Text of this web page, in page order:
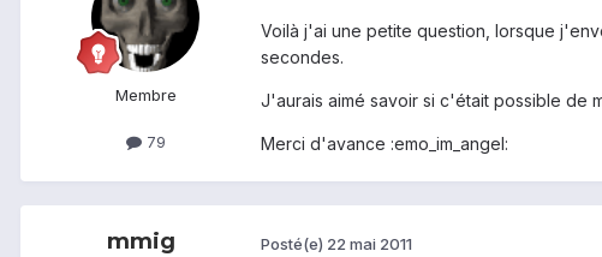
Membre
79
Voilà j'ai une petite question, lorsque
secondes.
J'aurais aimé savoir si c'était possible de
Merci d'avance :emo_im_angel:
mmig Posté(e) 22 mai 2011